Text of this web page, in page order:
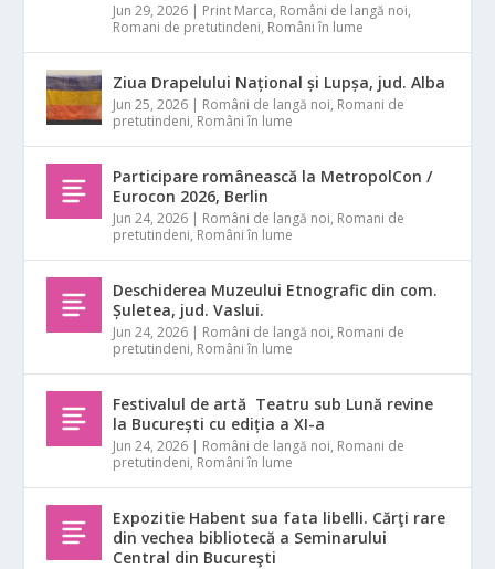
Jun 29, 2026 | Print Marca, Români de langă noi,
Romani de pretutindeni, Români în lume
Ziua Drapelului Național și Lupșa, jud. Alba
Jun 25, 2026 | Români de langă noi, Romani de
pretutindeni, Români în lume
Participare românească la MetropolCon /
Eurocon 2026, Berlin
Jun 24, 2026 | Români de langă noi, Romani de
pretutindeni, Români în lume
Deschiderea Muzeului Etnografic din com.
Șuletea, jud. Vaslui.
Jun 24, 2026 | Români de langă noi, Romani de
pretutindeni, Români în lume
Festivalul de artă Teatru sub Lună revine
la București cu ediția a XI-a
Jun 24, 2026 | Români de langă noi, Romani de
pretutindeni, Români în lume
Expozitie Habent sua fata libelli. Cărţi rare
din vechea bibliotecă a Seminarului
Central din Bucureşti